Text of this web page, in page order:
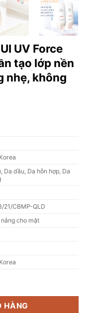
UV Force
tạo lớp nền
nhẹ, không
Da dầu, Da hỗn hợp, Da
21/CBMP-QLD
cho mặt
chống tia UV gấp 2 lần
HÀNG